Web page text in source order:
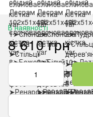
В наявності
8 610 грн